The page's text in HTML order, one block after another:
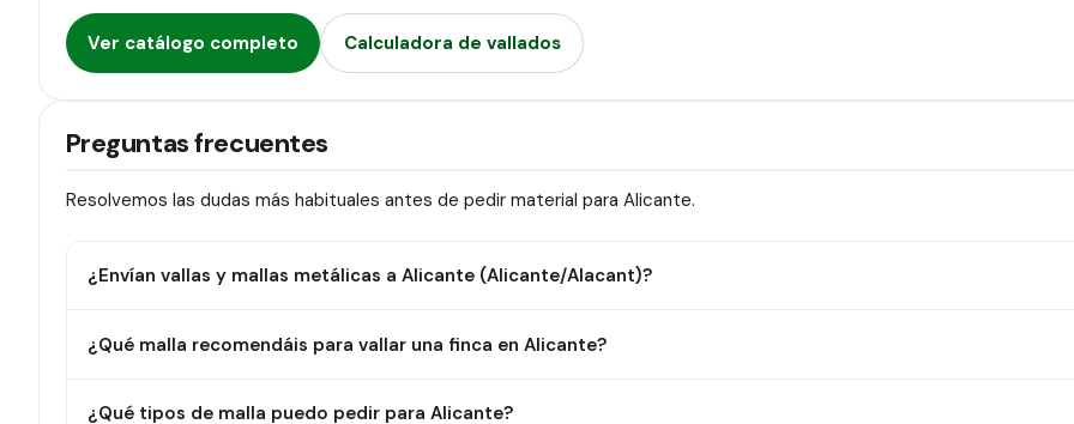
Ver catálogo completo Calculadora de vallados
Preguntas frecuentes
Resolvemos las dudas más habituales antes de pedir material para Alicante.
¿Envían vallas y mallas metálicas a Alicante (Alicante/Alacant)?
¿Qué malla recomendáis para vallar una finca en Alicante?
¿Qué tipos de malla puedo pedir para Alicante?